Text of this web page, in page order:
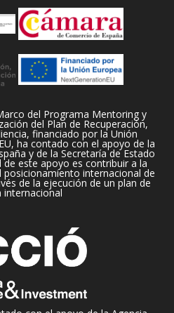
del Programa Mentoring y
del Plan de Recuperación,
financiado por la Unión
ha contado con el apoyo de la
y de la Secretaría de Estado
este apoyo es contribuir a la
internacional de
de la ejecución de un plan de
internacional